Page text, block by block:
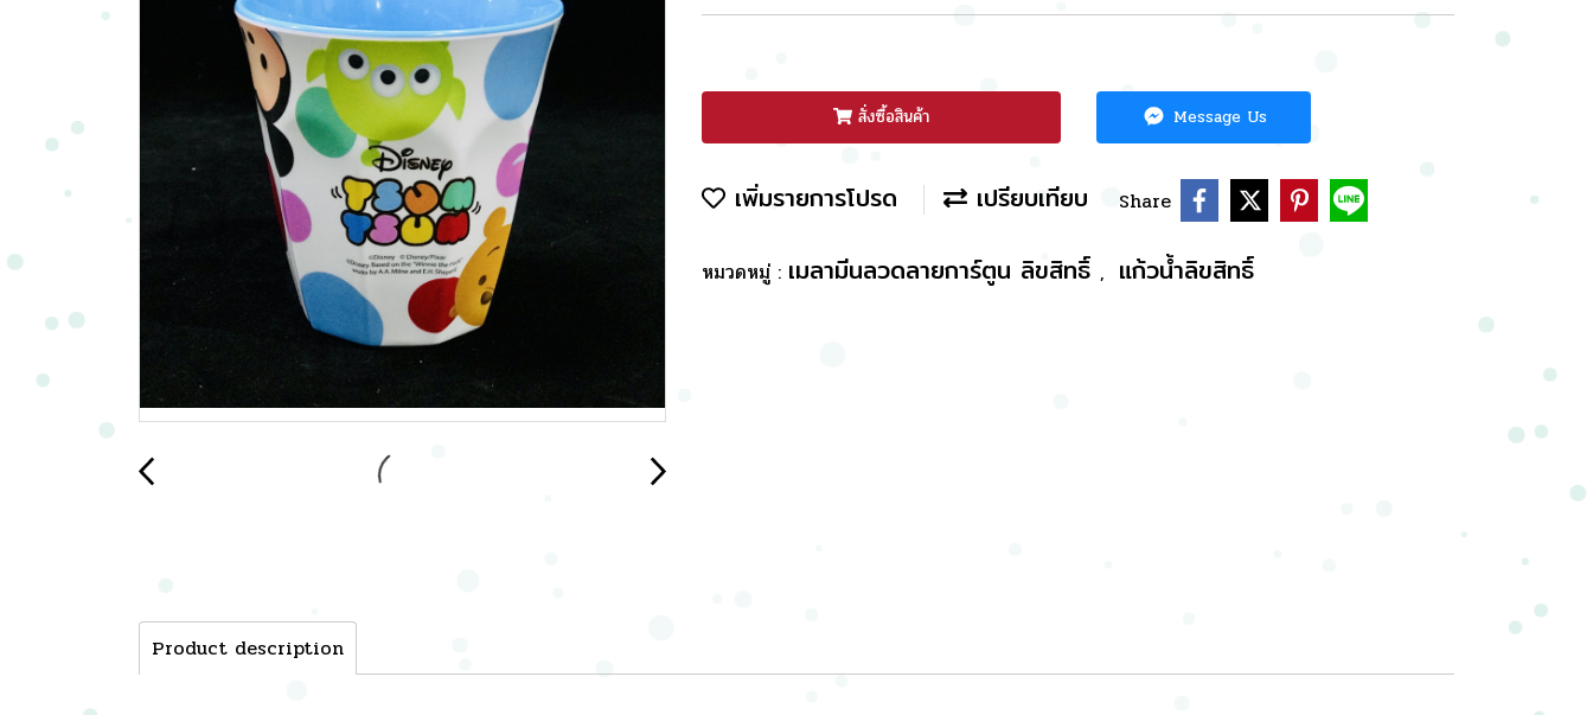
สั่งซื้อสินค้า Message Us
เพิ่มรายการโปรด เปรียบเทียบ Share
หมวดหมู่ : เมลามีนลวดลายการ์ตูน ลิขสิทธิ์ , แก้วน้ำลิขสิทธิ์
Product description